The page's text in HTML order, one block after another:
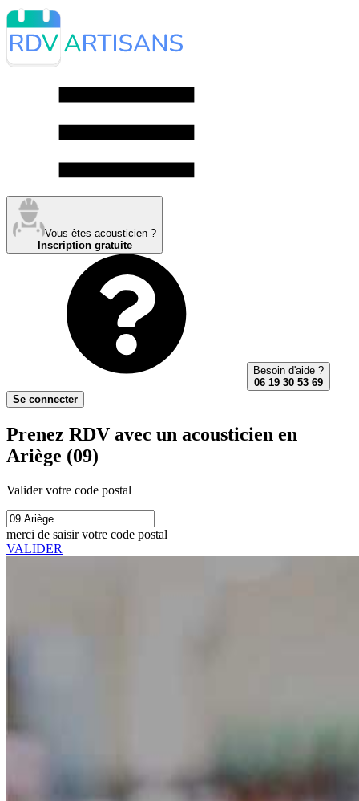
Vous êtes acousticien ?
Inscription gratuite
Besoin d'aide ?
06 19 30 53 69
Se connecter
Prenez RDV avec un acousticien en
Ariège (09)
Valider votre code postal
merci de saisir votre code postal
VALIDER